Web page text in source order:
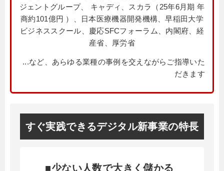
ジェントグループ、 キャディ、スカラ（25年6月期 年
商約101億円 ）、日本医療機器開発機構、早稲田大学
ビジネススクール、慶応SFCフォーラム、内閣府、経
産省、厚労省
...など、あらゆる業種の事例を交えながらご指導いた
だきます
すぐ実践できるデジタル新事業の特長
■少ない人数で大きく儲かる